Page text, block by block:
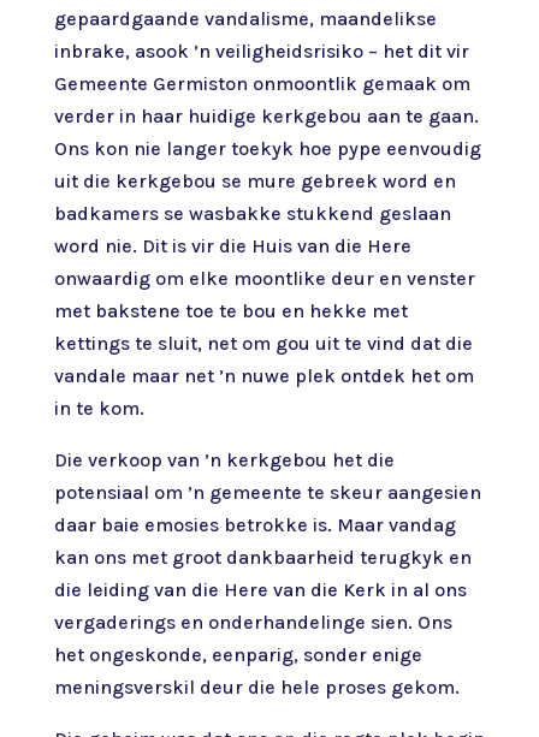
gepaardgaande vandalisme, maandelikse
inbrake, asook ’n veiligheidsrisiko – het dit vir
Gemeente Germiston onmoontlik gemaak om
verder in haar huidige kerkgebou aan te gaan.
Ons kon nie langer toekyk hoe pype eenvoudig
uit die kerkgebou se mure gebreek word en
badkamers se wasbakke stukkend geslaan
word nie. Dit is vir die Huis van die Here
onwaardig om elke moontlike deur en venster
met bakstene toe te bou en hekke met
kettings te sluit, net om gou uit te vind dat die
vandale maar net ’n nuwe plek ontdek het om
in te kom.
Die verkoop van ’n kerkgebou het die
potensiaal om ’n gemeente te skeur aangesien
daar baie emosies betrokke is. Maar vandag
kan ons met groot dankbaarheid terugkyk en
die leiding van die Here van die Kerk in al ons
vergaderings en onderhandelinge sien. Ons
het ongeskonde, eenparig, sonder enige
meningsverskil deur die hele proses gekom.